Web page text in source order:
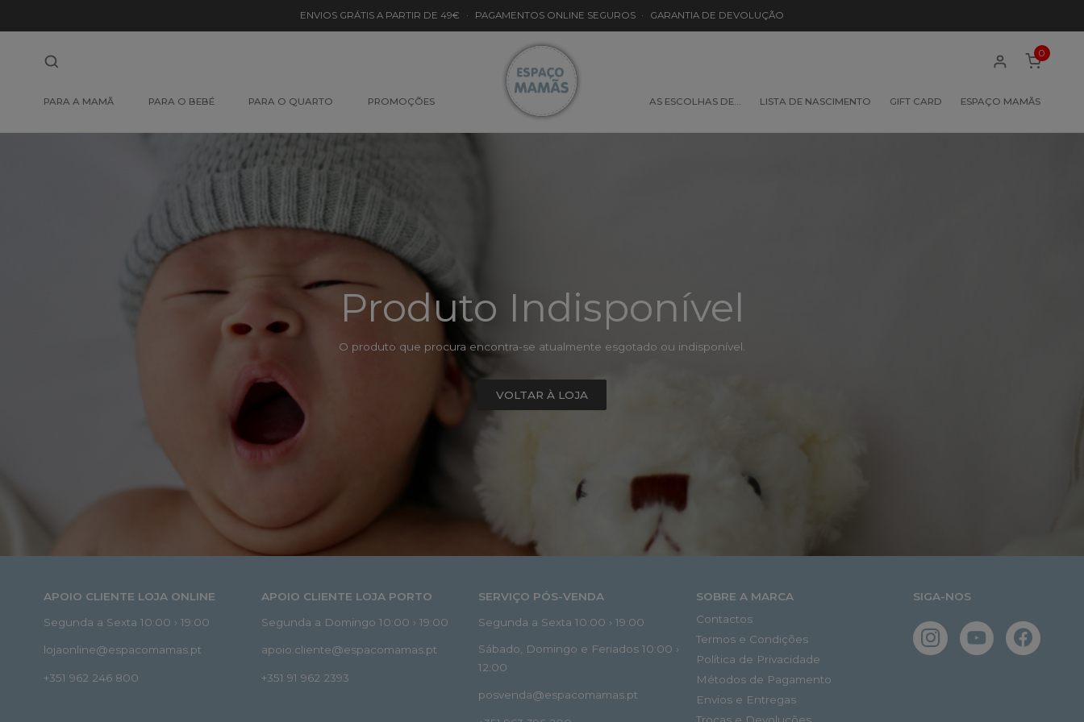
de
Produto
Sem
Produto
ENVIOS GRÁTIS A PARTIR DE 49€ · PAGAMENTOS ONLINE SEGUROS · GARANTIA DE DEVOLUÇÃO
PARA A MAMÃ PARA O BEBÉ PARA O QUARTO PROMOÇÕES AS ESCOLHAS DE… LISTA DE NASCIMENTO GIFT CARD ESPAÇO MAMÃS
0
Produto Indisponível
O produto que procura encontra-se atualmente esgotado ou indisponível.
VOLTAR À LOJA
APOIO CLIENTE LOJA ONLINE
Segunda a Sexta 10:00 › 19:00
lojaonline@espacomamas.pt
+351 962 246 800
APOIO CLIENTE LOJA PORTO
Segunda a Domingo 10:00 › 19:00
apoio.cliente@espacomamas.pt
+351 91 962 2393
SERVIÇO PÓS-VENDA
Segunda a Sexta 10:00 › 19:00
Sábado, Domingo e Feriados 10:00 ›
12:00
posvenda@espacomamas.pt
SOBRE A MARCA
Contactos
Termos e Condições
Política de Privacidade
Métodos de Pagamento
Envios e Entregas
SIGA-NOS